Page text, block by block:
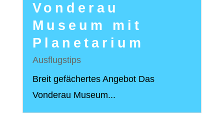
Vonderau
Museum mit
Planetarium
Ausflugstips
Breit gefächertes Angebot Das
Vonderau Museum...